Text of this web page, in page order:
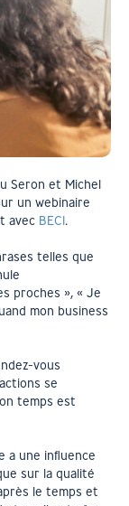
Seron et Michel
un webinaire
avec BECI.
telles que
proches », « Je
mon business
vous
se
temps est
a une influence
sur la qualité
le temps et